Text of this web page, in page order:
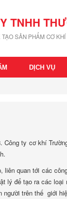
TNHH
TẠO SẢN PHẨM CƠ
DỊCH VỤ
Công ty cơ khí
quan tới các
lý để tạo ra các
người trên thế giới